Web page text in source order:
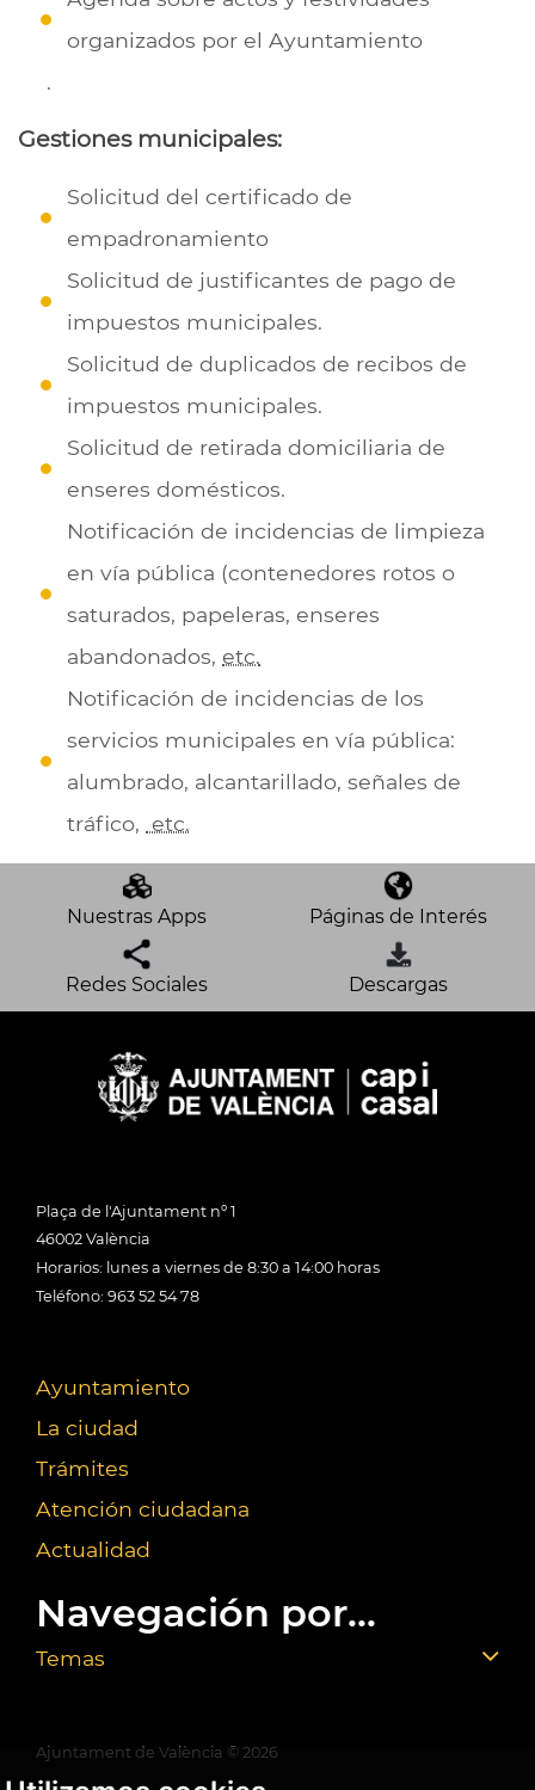
organizados por el Ayuntamiento
.
Gestiones municipales:
Solicitud del certificado de
empadronamiento
Solicitud de justificantes de pago de
impuestos municipales.
Solicitud de duplicados de recibos de
impuestos municipales.
Solicitud de retirada domiciliaria de
enseres domésticos.
Notificación de incidencias de limpieza
en vía pública (contenedores rotos o
saturados, papeleras, enseres
abandonados, etc.
Notificación de incidencias de los
servicios municipales en vía pública:
alumbrado, alcantarillado, señales de
tráfico, etc.
Nuestras Apps Páginas de Interés
Redes Sociales Descargas
Plaça de l'Ajuntament nº 1
46002 València
Horarios: lunes a viernes de 8:30 a 14:00 horas
Teléfono: 963 52 54 78
Ayuntamiento
La ciudad
Trámites
Atención ciudadana
Actualidad
Navegación por...
Temas
Ajuntament de València © 2026